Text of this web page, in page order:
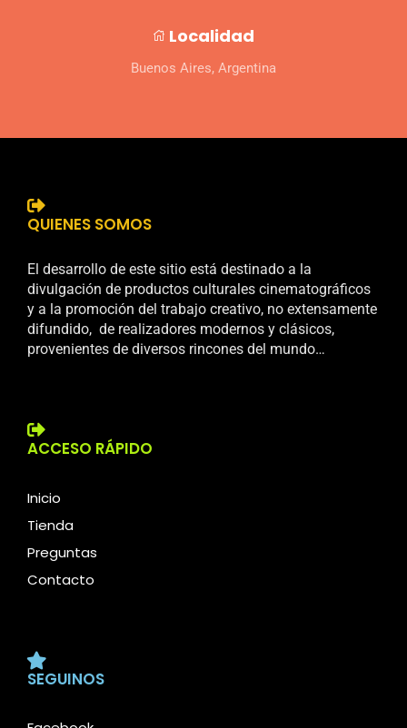
Localidad
Buenos Aires, Argentina
QUIENES SOMOS
El desarrollo de este sitio está destinado a la
divulgación de productos culturales cinematográficos
y a la promoción del trabajo creativo, no extensamente
difundido, de realizadores modernos y clásicos,
provenientes de diversos rincones del mundo…
ACCESO RÁPIDO
Inicio
Tienda
Preguntas
Contacto
SEGUINOS